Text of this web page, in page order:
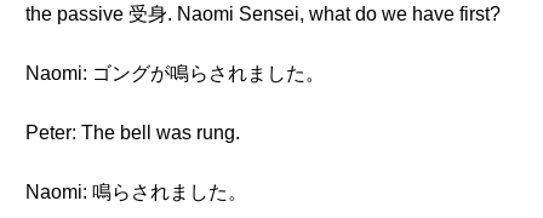
the passive 受身. Naomi Sensei, what do we have first?
Naomi: ゴングが鳴らされました。
Peter: The bell was rung.
Naomi: 鳴らされました。